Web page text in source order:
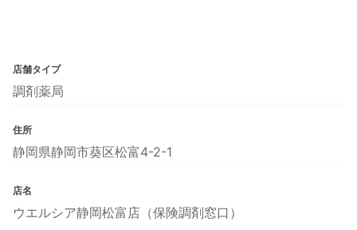
店舗タイプ
調剤薬局
住所
静岡県静岡市葵区松富4-2-1
店名
ウエルシア静岡松富店（保険調剤窓口）